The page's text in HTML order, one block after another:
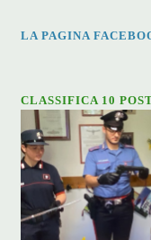
LA PAGINA
CLASSIFICA 10